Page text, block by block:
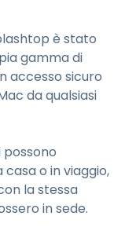
è stato
gamma di
accesso sicuro
da qualsiasi
possono
o in viaggio,
la stessa
in sede.